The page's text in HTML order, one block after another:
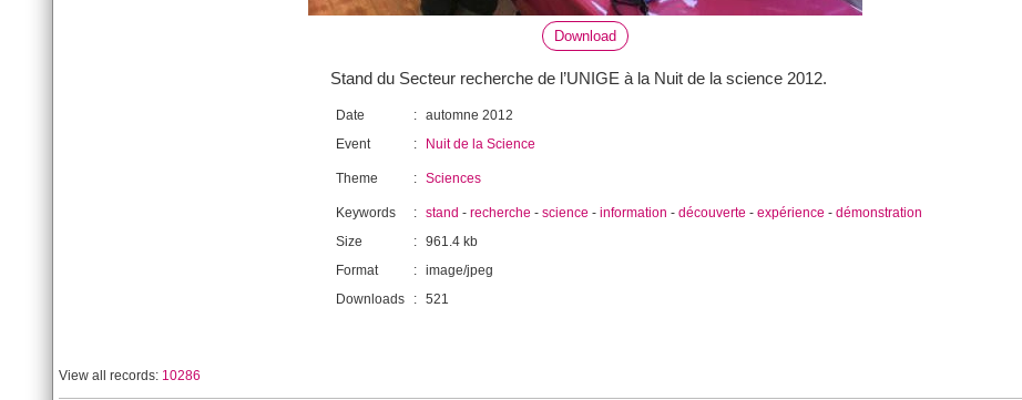
Download
Stand du Secteur recherche de l’UNIGE à la Nuit de la science 2012.
Date : automne 2012
Event
: Nuit de la Science
Theme : Sciences
Keywords : stand - recherche - science - information - découverte - expérience - démonstration
Size
: 961.4 kb
Format
: image/jpeg
Downloads
: 521
View all records: 10286